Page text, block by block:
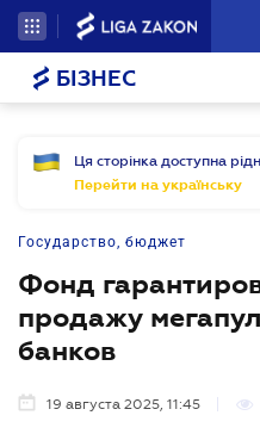
БІЗНЕС
Ця сторінка доступна
Перейти на українську
Государство, бюджет
Фонд
продажу
банков
19 августа 2025, 11:45